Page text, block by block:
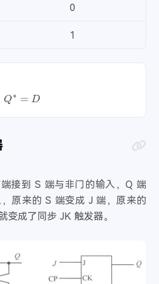
0
1
Q∗ D
接到 S 端与非门的输入，Q 端
原来的 S 端变成 J 端，原来的
变成了同步 JK 触发器。